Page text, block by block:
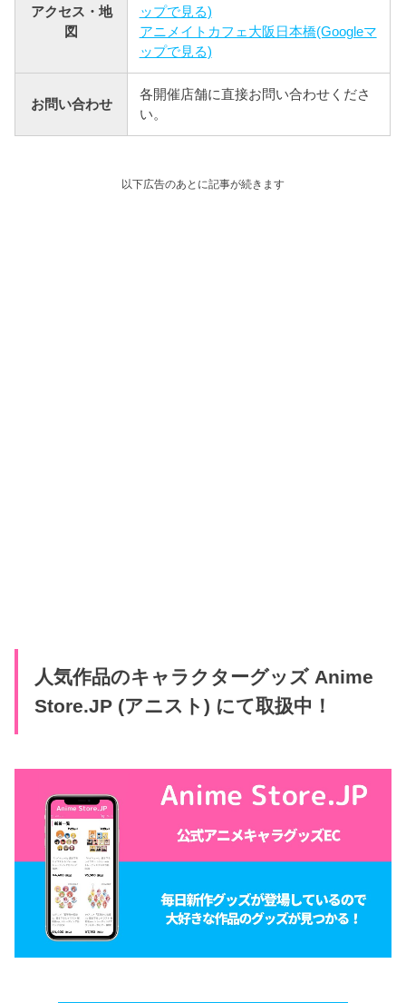
アクセス・地
図
ップで見る)
アニメイトカフェ大阪日本橋(Googleマ
ップで見る)
お問い合わせ
各開催店舗に直接お問い合わせくださ
い。
以下広告のあとに記事が続きます
人気作品のキャラクターグッズ Anime
Store.JP (アニスト) にて取扱中！